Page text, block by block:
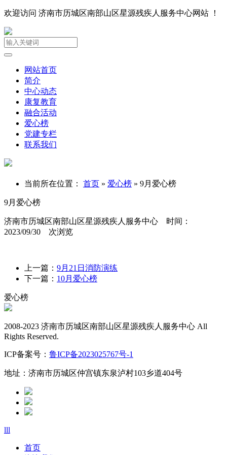
欢迎访问 济南市历城区南部山区星源残疾人服务中心网站 ！
网站首页
简介
中心动态
康复教育
融合活动
爱心榜
党建专栏
联系我们
当前所在位置： 首页 » 爱心榜 » 9月爱心榜
9月爱心榜
济南市历城区南部山区星源残疾人服务中心 时间：
2023/09/30 次浏览
上一篇： 9月21日消防演练
下一篇： 10月爱心榜
爱心榜
2008-2023 济南市历城区南部山区星源残疾人服务中心 All
Rights Reserved.
ICP备案号： 鲁ICP备2023025767号-1
地址：济南市历城区仲宫镇东泉泸村103乡道404号
lll
首页